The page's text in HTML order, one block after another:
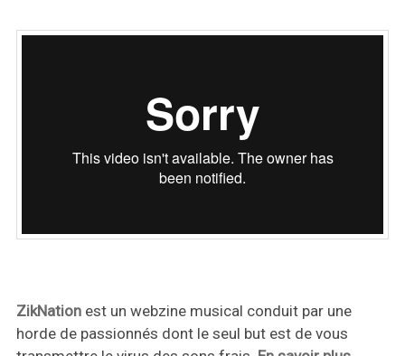
ZikNationest un webzine musical conduit par une
horde de passionnés dont le seul but est de vous